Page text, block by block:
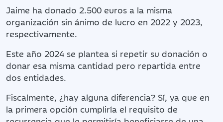
Jaime ha donado 2.500 euros a la misma
organización sin ánimo de lucro en 2022 y 2023,
respectivamente.
Este año 2024 se plantea si repetir su donación o
donar esa misma cantidad pero repartida entre
dos entidades.
Fiscalmente, ¿hay alguna diferencia? Sí, ya que en
la primera opción cumpliría el requisito de